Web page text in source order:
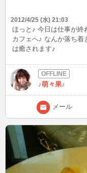
2012/4/25 (水) 21:03
ほっと♪ 今日は仕事が終
カフェへ♪ なんか落ち着
は癒されます♪
♪萌々果♪
メール